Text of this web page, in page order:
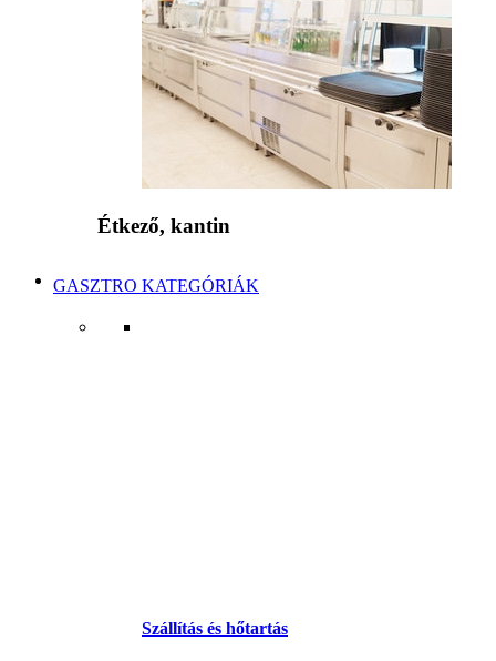
Étkező, kantin
GASZTRO KATEGÓRIÁK
Szállítás és hőtartás